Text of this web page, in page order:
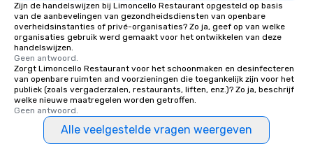
Zijn de handelswijzen bij Limoncello Restaurant opgesteld op basis
van de aanbevelingen van gezondheidsdiensten van openbare
overheidsinstanties of privé-organisaties? Zo ja, geef op van welke
organisaties gebruik werd gemaakt voor het ontwikkelen van deze
handelswijzen.
Geen antwoord.
Zorgt Limoncello Restaurant voor het schoonmaken en desinfecteren
van openbare ruimten and voorzieningen die toegankelijk zijn voor het
publiek (zoals vergaderzalen, restaurants, liften, enz.)? Zo ja, beschrijf
welke nieuwe maatregelen worden getroffen.
Geen antwoord.
Alle veelgestelde vragen weergeven